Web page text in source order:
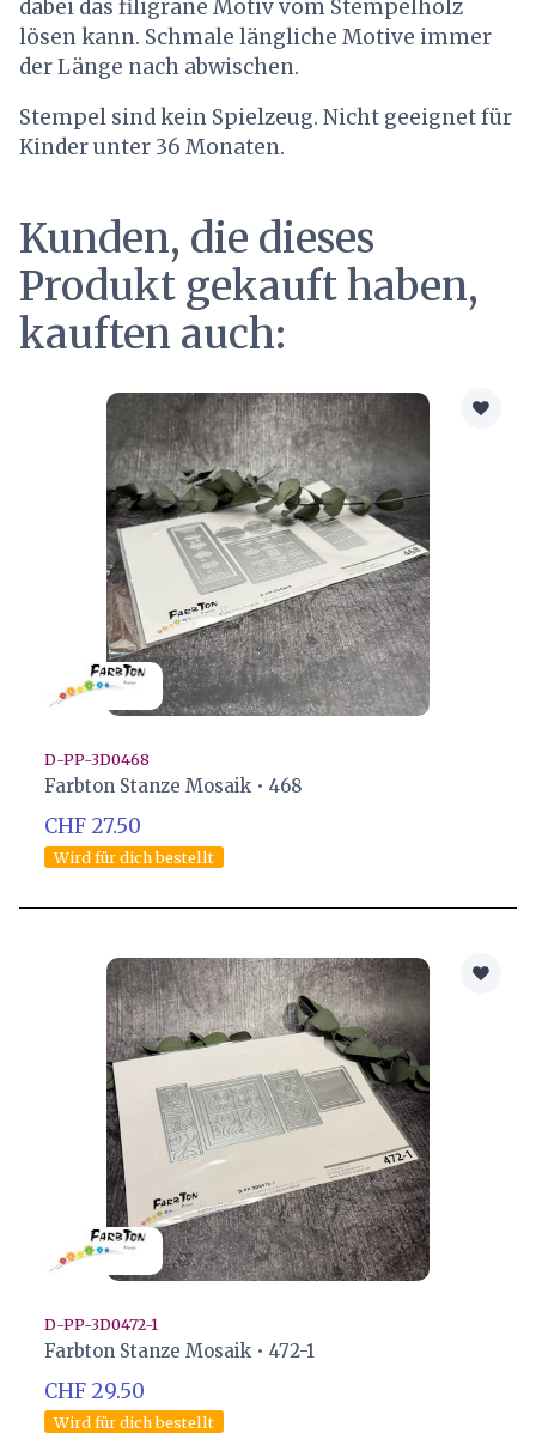
dabei das filigrane Motiv vom Stempelholz
lösen kann. Schmale längliche Motive immer
der Länge nach abwischen.
Stempel sind kein Spielzeug. Nicht geeignet für
Kinder unter 36 Monaten.
Kunden, die dieses
Produkt gekauft haben,
kauften auch:
D-PP-3D0468
Farbton Stanze Mosaik • 468
CHF 27.50
Wird für dich bestellt
D-PP-3D0472-1
Farbton Stanze Mosaik • 472-1
CHF 29.50
Wird für dich bestellt